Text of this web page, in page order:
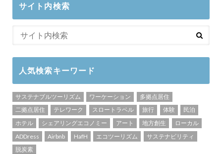
サイト内検索
人気検索キーワード
サステナブルツーリズム ワーケーション
多拠点居住
二拠点居住
テレワーク スロートラベル 旅行 体験
民泊
ホテル
シェアリングエコノミー アート 地方創生
ローカル
ADDress
Airbnb HafH エコツーリズム
サステナビリティ
脱炭素